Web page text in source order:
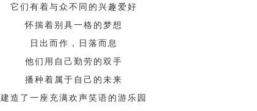
它们有着与众不同的兴趣爱好
怀揣着别具一格的梦想
日出而作，日落而息
他们用自己勤劳的双手
播种着属于自己的未来
建造了一座充满欢声笑语的游乐园